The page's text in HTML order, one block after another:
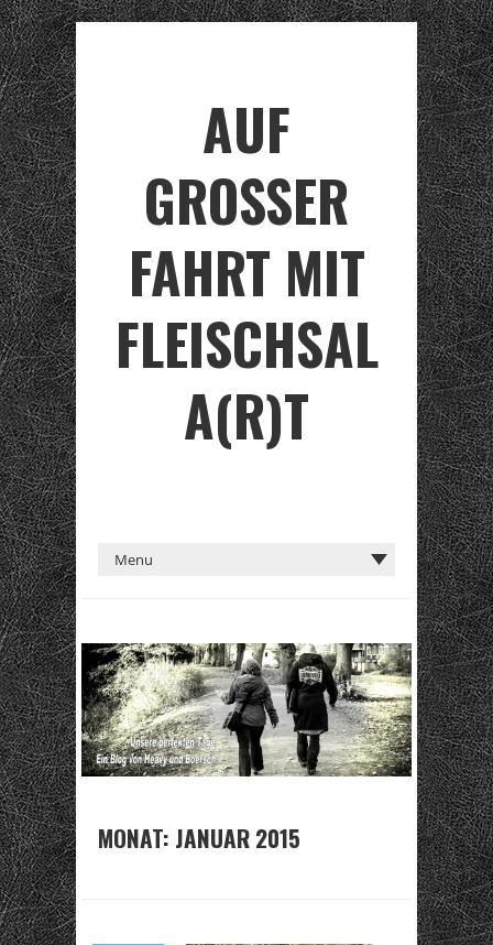
AUF
GROSSER F
AHRT MIT F
LEISCHSALA
(R)T
MONAT: JANUAR 2015